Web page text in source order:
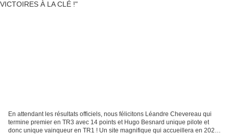
En attendant les résultats officiels, nous félicitons Léandre Chevereau qui
termine premier en TR3 avec 14 points et Hugo Besnard unique pilote et
donc unique vainqueur en TR1 ! Un site magnifique qui accueillera en 2026